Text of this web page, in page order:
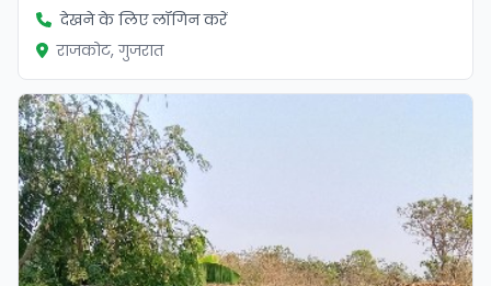
देखने के लिए लॉगिन करें
राजकोट, गुजरात